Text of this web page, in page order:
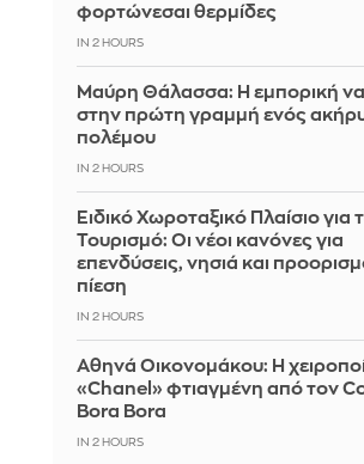
φορτώνεσαι θερμίδες
IN 2 HOURS
Μαύρη Θάλασσα: Η εμπορική
στην πρώτη γραμμή ενός
πολέμου
IN 2 HOURS
Ειδικό Χωροταξικό Πλαίσιο για
Τουρισμό: Οι νέοι κανόνες για
επενδύσεις, νησιά και
πίεση
IN 2 HOURS
Αθηνά Οικονομάκου: Η
«Chanel» φτιαγμένη από τον
Bora Bora
IN 2 HOURS